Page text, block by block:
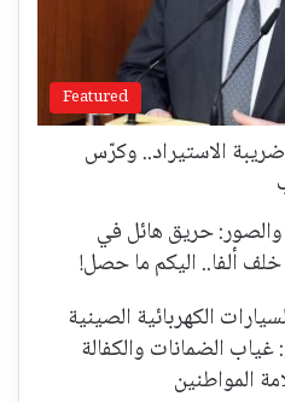
Featured
الاستيراد.. وكرّس
والصور: حريق هائل في
خلف ألفا.. اليكم ما حصل!
الكهربائية الصينية
غياب الضمانات والكفالة
المواطنين